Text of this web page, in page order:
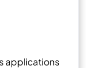
applications